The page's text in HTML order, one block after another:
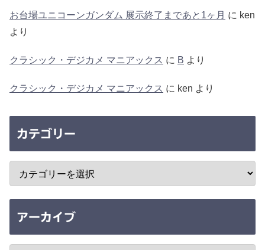
お台場ユニコーンガンダム 展示終了まであと1ヶ月 に ken
より
クラシック・デジカメ マニアックス に B より
クラシック・デジカメ マニアックス に ken より
カテゴリー
アーカイブ